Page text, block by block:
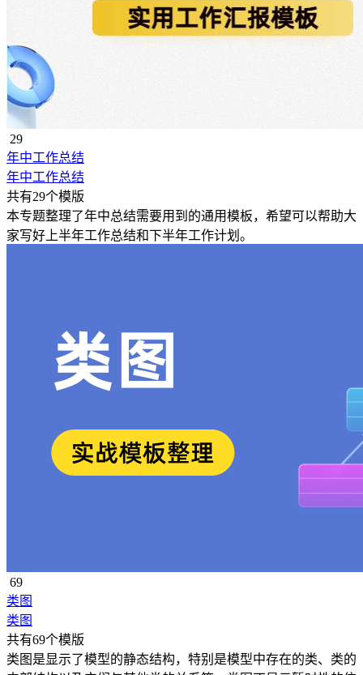
29
年中工作总结
年中工作总结
共有29个模版
本专题整理了年中总结需要用到的通用模板，希望可以帮助大
家写好上半年工作总结和下半年工作计划。
69
类图
类图
共有69个模版
类图是显示了模型的静态结构，特别是模型中存在的类、类的